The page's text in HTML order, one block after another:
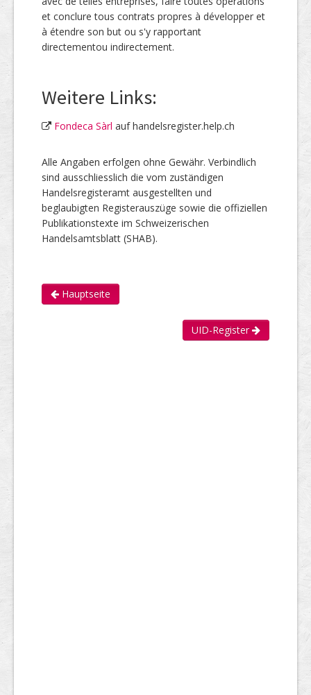
et conclure tous contrats propres à développer et
à étendre son but ou s'y rapportant
directementou indirectement.
Weitere Links:
Fondeca Sàrl auf handelsregister.help.ch
Alle Angaben erfolgen ohne Gewähr. Verbindlich
sind ausschliesslich die vom zuständigen
Handelsregisteramt ausgestellten und
beglaubigten Registerauszüge sowie die offiziellen
Publikationstexte im Schweizerischen
Handelsamtsblatt (SHAB).
Hauptseite
UID-Register